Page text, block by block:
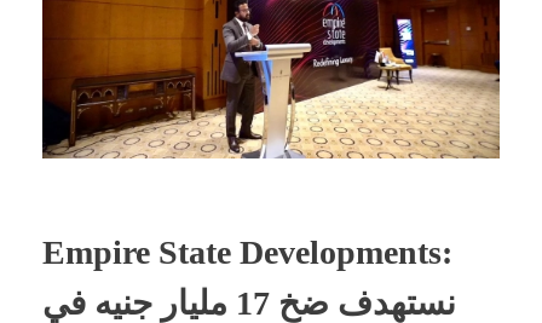
Empire State Developments:
نستهدف ضخ 17 مليار جنيه في